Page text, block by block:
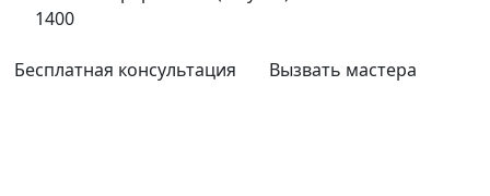
1400
Бесплатная консультация Вызвать мастера